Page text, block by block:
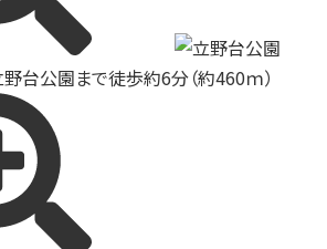
台公園まで徒歩約6分（約460ｍ）